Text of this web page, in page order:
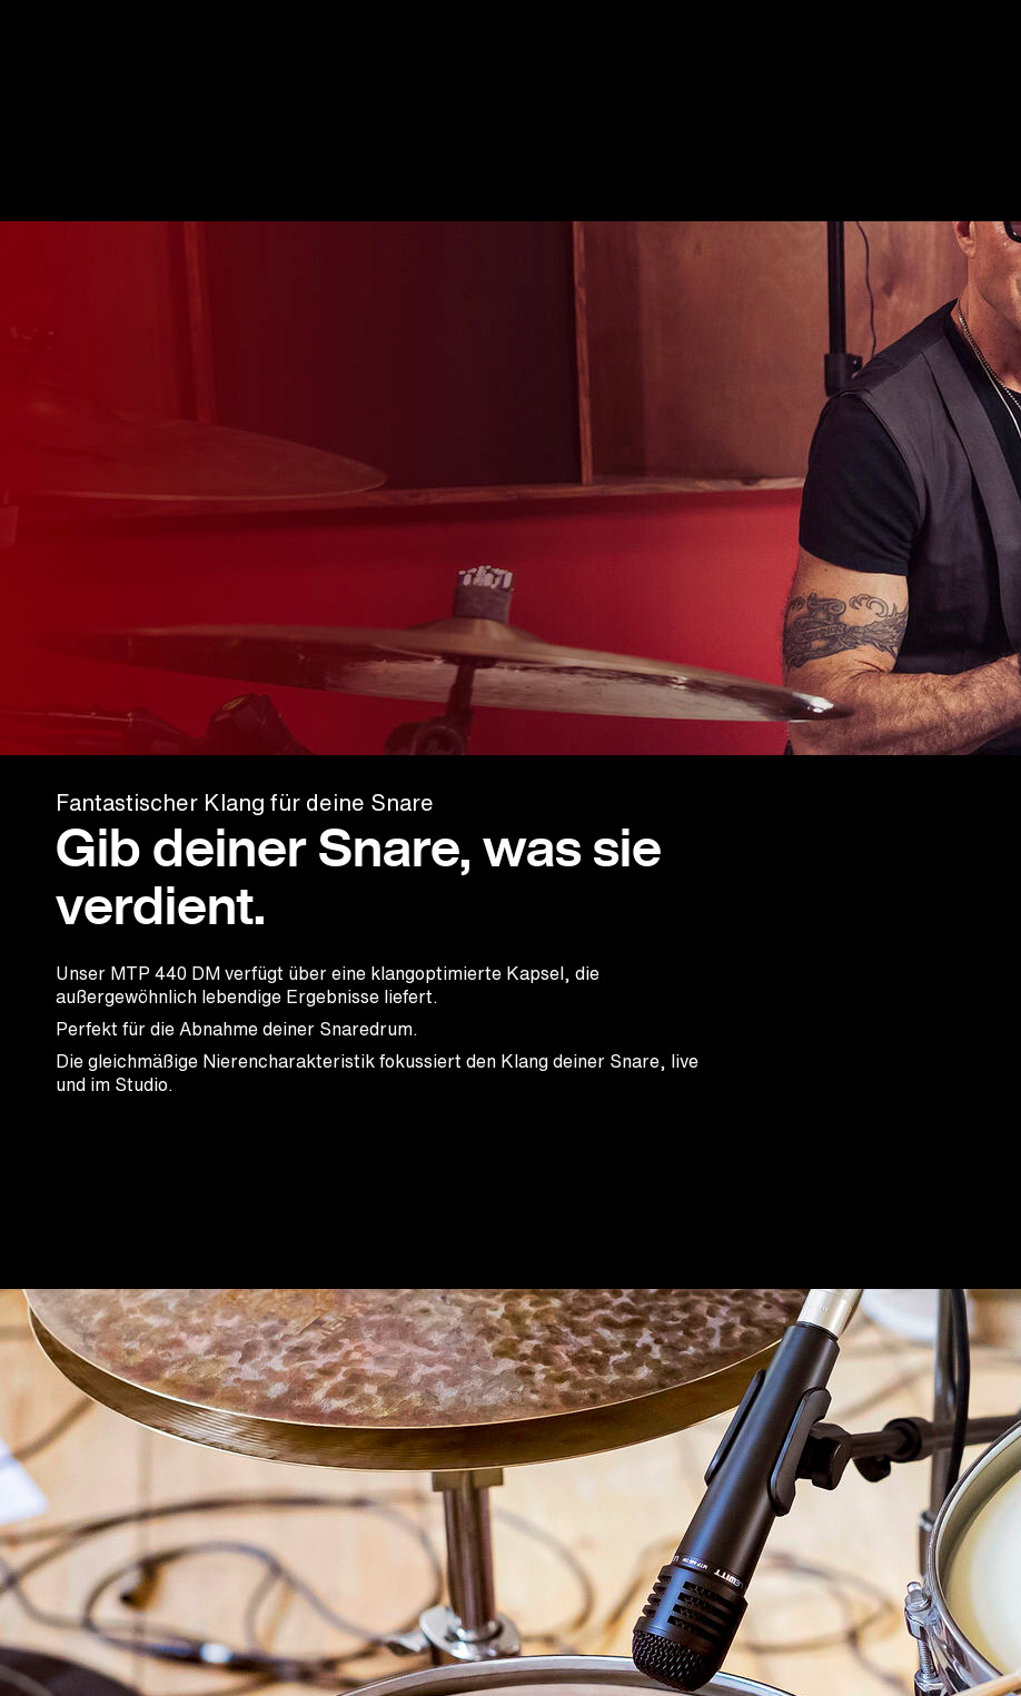
Fantastischer Klang für deine Snare
Gib deiner Snare, was sie
verdient.
Unser MTP 440 DM verfügt über eine klangoptimierte Kapsel, die
außergewöhnlich lebendige Ergebnisse liefert.
Perfekt für die Abnahme deiner Snaredrum.
Die gleichmäßige Nierencharakteristik fokussiert den Klang deiner Snare, live
und im Studio.